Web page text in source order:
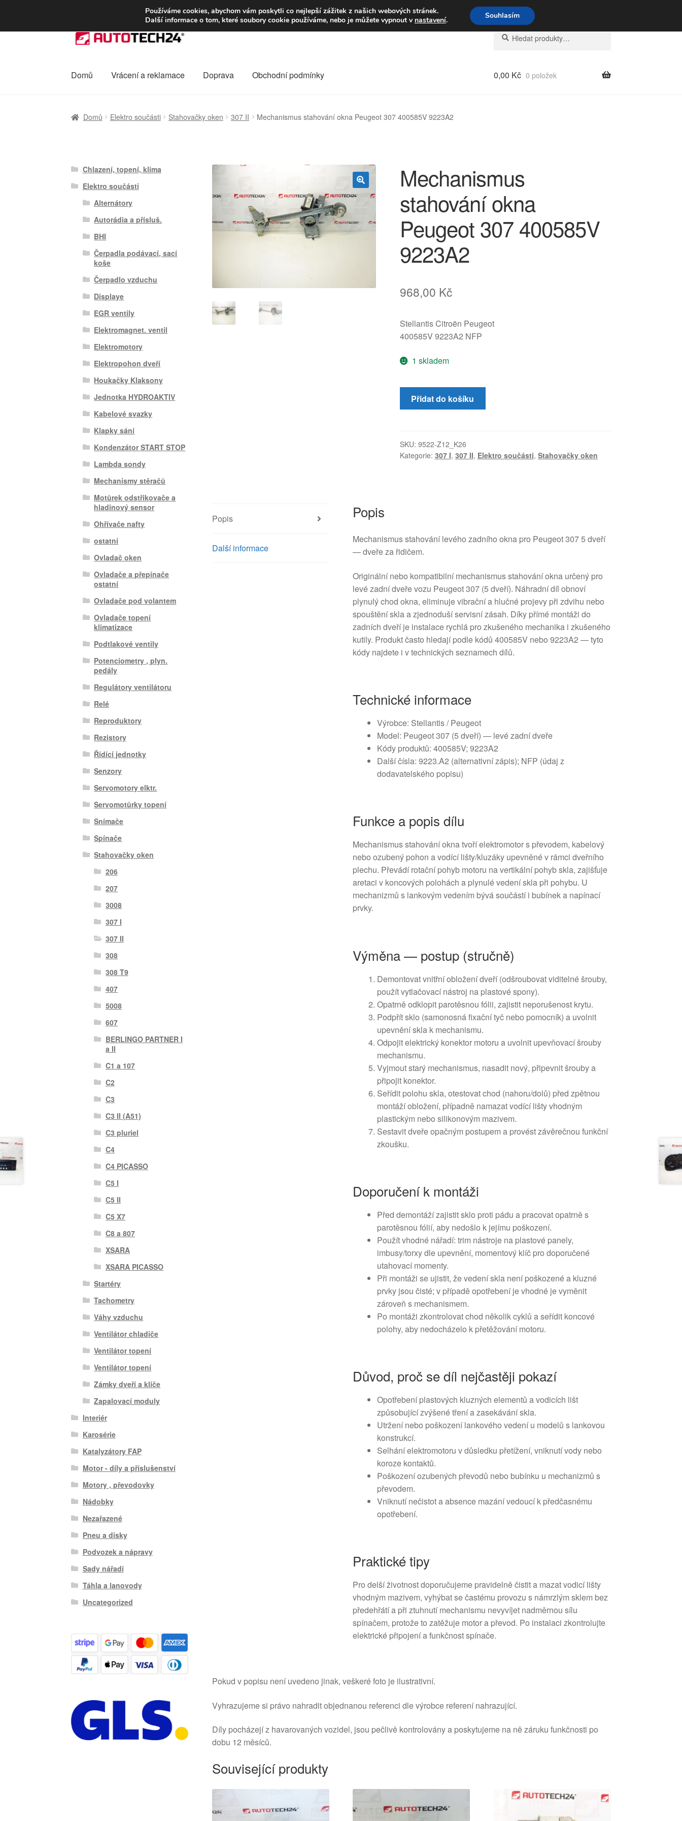
DOPRAVA od 139,-Kč Volejte po-pá 9-16 704 494 494
Přeskočit
na
Přejít
webu
Hledat:
Hledat
Domů Vrácení a reklamace Doprava Obchodní podmínky 0,00 Kč 0 položek
Domů Elektro součásti Stahovačky oken 307 II Mechanismus stahování okna Peugeot 307 400585V 9223A2
🔍
Mechanismus
stahování okna
Peugeot 307 400585V
9223A2
968,00 Kč
Stellantis Citroën Peugeot
400585V 9223A2 NFP
1 skladem
Mechanismus
stahování
307
400585V
Přidat do košíku
SKU: 9522-Z12_K26
Kategorie: 307 I, 307 II, Elektro součásti, Stahovačky oken
Popis
Další informace
Popis
Mechanismus stahování levého zadního okna pro Peugeot 307 5 dveří
— dveře za řidičem.
Originální nebo kompatibilní mechanismus stahování okna určený pro
levé zadní dveře vozu Peugeot 307 (5 dveří). Náhradní díl obnoví
plynulý chod okna, eliminuje vibrační a hlučné projevy při zdvihu nebo
spouštění skla a zjednoduší servisní zásah. Díky přímé montáži do
zadních dveří je instalace rychlá pro zkušeného mechanika i zkušeného
kutily. Produkt často hledají podle kódů 400585V nebo 9223A2 — tyto
kódy najdete i v technických seznamech dílů.
Technické informace
Výrobce: Stellantis / Peugeot
Model: Peugeot 307 (5 dveří) — levé zadní dveře
Kódy produktů: 400585V; 9223A2
Další čísla: 9223.A2 (alternativní zápis); NFP (údaj z
dodavatelského popisu)
Funkce a popis dílu
Mechanismus stahování okna tvoří elektromotor s převodem, kabelový
nebo ozubený pohon a vodící lišty/kluzáky upevněné v rámci dveřního
plechu. Převádí rotační pohyb motoru na vertikální pohyb skla, zajišťuje
aretaci v koncových polohách a plynulé vedení skla při pohybu. U
mechanizmů s lankovým vedením bývá součástí i bubínek a napínací
prvky.
Výměna — postup (stručně)
Demontovat vnitřní obložení dveří (odšroubovat viditelné šrouby,
použít vytlačovací nástroj na plastové spony).
Opatrně odklopit parotěsnou fólii, zajistit neporušenost krytu.
Podpřít sklo (samonosná fixační tyč nebo pomocník) a uvolnit
upevnění skla k mechanismu.
Odpojit elektrický konektor motoru a uvolnit upevňovací šrouby
mechanismu.
Vyjmout starý mechanismus, nasadit nový, připevnit šrouby a
připojit konektor.
Seřídit polohu skla, otestovat chod (nahoru/dolů) před zpětnou
montáží obložení, případně namazat vodící lišty vhodným
plastickým nebo silikonovým mazivem.
Sestavit dveře opačným postupem a provést závěrečnou funkční
zkoušku.
Doporučení k montáži
Před demontáží zajistit sklo proti pádu a pracovat opatrně s
parotěsnou fólií, aby nedošlo k jejímu poškození.
Použít vhodné nářadí: trim nástroje na plastové panely,
imbusy/torxy dle upevnění, momentový klíč pro doporučené
utahovací momenty.
Při montáži se ujistit, že vedení skla není poškozené a kluzné
prvky jsou čisté; v případě opotřebení je vhodné je vyměnit
zároveň s mechanismem.
Po montáži zkontrolovat chod několik cyklů a seřídit koncové
polohy, aby nedocházelo k přetěžování motoru.
Důvod, proč se díl nejčastěji pokazí
Opotřebení plastových kluzných elementů a vodicích lišt
způsobující zvýšené tření a zasekávání skla.
Utržení nebo poškození lankového vedení u modelů s lankovou
konstrukcí.
Selhání elektromotoru v důsledku přetížení, vniknutí vody nebo
koroze kontaktů.
Poškození ozubených převodů nebo bubínku u mechanizmů s
převodem.
Vniknutí nečistot a absence mazání vedoucí k předčasnému
opotřebení.
Praktické tipy
Pro delší životnost doporučujeme pravidelně čistit a mazat vodicí lišty
vhodným mazivem, vyhýbat se častému provozu s námrzlým sklem bez
předehřátí a při ztuhnutí mechanismu nevyvíjet nadměrnou sílu
spínačem, protože to zatěžuje motor a převod. Po instalaci zkontrolujte
elektrické připojení a funkčnost spínače.
Pokud v popisu není uvedeno jinak, veškeré foto je ilustrativní.
Vyhrazujeme si právo nahradit objednanou referenci dle výrobce referení nahrazující.
Díly pocházejí z havarovaných vozidel, jsou pečlivě kontrolovány a poskytujeme na ně záruku funkčnosti po
dobu 12 měsíců.
Související produkty
Chlazení, topení, klima
Elektro součásti
Alternátory
Autorádia a přísluš.
BHI
Čerpadla podávací, sací
koše
Čerpadlo vzduchu
Displaye
EGR ventily
Elektromagnet. ventil
Elektromotory
Elektropohon dveří
Houkačky Klaksony
Jednotka HYDROAKTIV
Kabelové svazky
Klapky sání
Kondenzátor START STOP
Lambda sondy
Mechanismy stěračů
Motůrek odstřikovače a
hladinový sensor
Ohřívače nafty
ostatní
Ovladač oken
Ovladače a přepínače
ostatní
Ovladače pod volantem
Ovladače topení
klimatizace
Podtlakové ventily
Potenciometry , plyn.
pedály
Regulátory ventilátoru
Relé
Reproduktory
Rezistory
Řídící jednotky
Senzory
Servomotory elktr.
Servomotůrky topení
Snímače
Spínače
Stahovačky oken
206
207
3008
307 I
307 II
308
308 T9
407
5008
607
BERLINGO PARTNER I
a II
C1 a 107
C2
C3
C3 II (A51)
C3 pluriel
C4
C4 PICASSO
C5 I
C5 II
C5 X7
C8 a 807
XSARA
XSARA PICASSO
Startéry
Tachometry
Váhy vzduchu
Ventilátor chladiče
Ventilátor topení
Ventilátor topení
Zámky dveří a klíče
Zapalovací moduly
Interiér
Karosérie
Katalyzátory FAP
Motor - díly a příslušenství
Motory , převodovky
Nádobky
Nezařazené
Pneu a disky
Podvozek a nápravy
Sady nářadí
Táhla a lanovody
Uncategorized
Používáme cookies, abychom vám poskytli co nejlepší zážitek z našich webových stránek.
Další informace o tom, které soubory cookie používáme, nebo je můžete vypnout v nastavení. Souhlasím